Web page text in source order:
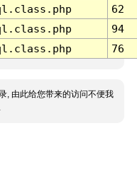
62
94
76
, 由此给您带来的访问不便我